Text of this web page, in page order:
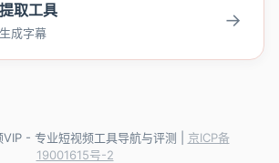
取工具
成字幕
→
- 专业短视频工具导航与评测 | 京ICP备
19001615号-2